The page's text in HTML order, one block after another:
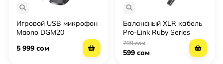
Игровой USB микрофон
Maono DGM20
шумоподавлением,
5 999 сом
Балансный XLR кабель
Pro-Link Ruby Series
(1.5м, 3м, 5м) —
Профессиональный
медный аудиокабель в
799 сом
599 сом